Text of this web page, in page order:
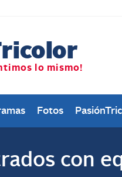
Fotos
con